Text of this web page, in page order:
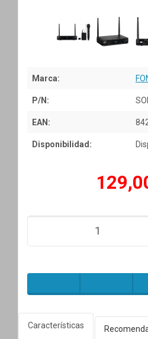
Marca:
P/N:
EAN:
Disponibilidad:
Características